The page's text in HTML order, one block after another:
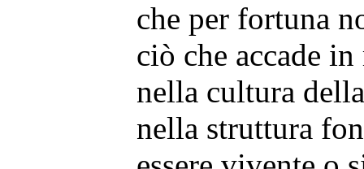
che per fortuna
ciò che accade
nella cultura
nella struttura